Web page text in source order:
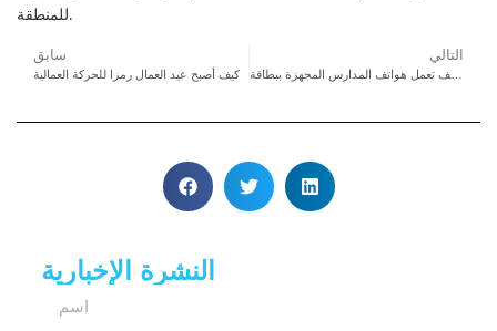
للمنطقة.
سابق
كيف أصبح عيد العمال رمزا للحركة العمالية
التالي
كيف تعمل هواتف المدارس المجهزة ببطاقة RFID على تبسيط الاستجابة لحالات الطوارئ
النشرة الإخبارية